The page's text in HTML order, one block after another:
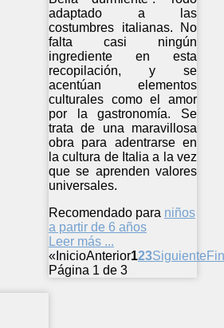
adaptado a las
costumbres italianas. No
falta casi ningún
ingrediente en esta
recopilación, y se
acentúan elementos
culturales como el amor
por la gastronomía. Se
trata de una maravillosa
obra para adentrarse en
la cultura de Italia a la vez
que se aprenden valores
universales.
Recomendado para niños
a partir de 6 años
Leer más ...
« InicioAnterior123Siguiente
Página 1 de 3